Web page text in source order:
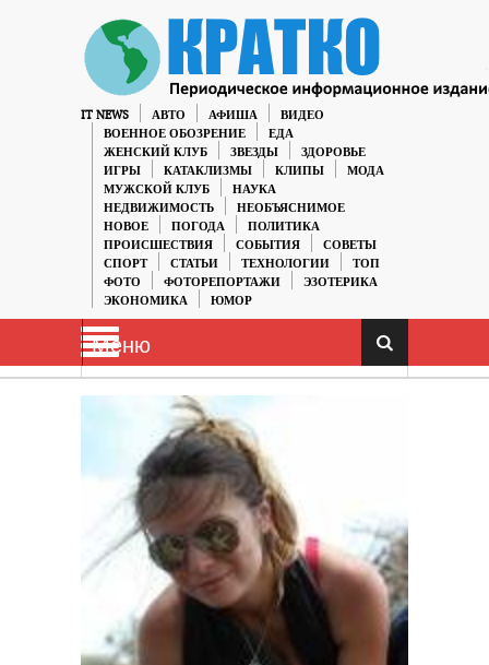
IT NEWS АВТО АФИША
ВИДЕО
ВОЕННОЕ ОБОЗРЕНИЕ
ЕДА
ЖЕНСКИЙ КЛУБ
ЗВЕЗДЫ
ЗДОРОВЬЕ
ИГРЫ
КАТАКЛИЗМЫ КЛИПЫ
МОДА
МУЖСКОЙ КЛУБ
НАУКА
НЕДВИЖИМОСТЬ
НЕОБЪЯСНИМОЕ
НОВОЕ
ПОГОДА
ПОЛИТИКА
ПРОИСШЕСТВИЯ
СОБЫТИЯ
СОВЕТЫ
СПОРТ
СТАТЬИ ТЕХНОЛОГИИ
ТОП
ФОТО
ФОТОРЕПОРТАЖИ
ЭЗОТЕРИКА
ЭКОНОМИКА
ЮМОР
Меню